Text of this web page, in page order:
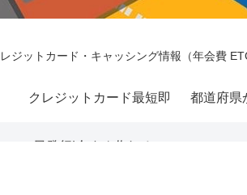
ジットカード・キャッシング情報（年会費
クレジットカード最短即
日発行|今すぐ作れる！
都道府県